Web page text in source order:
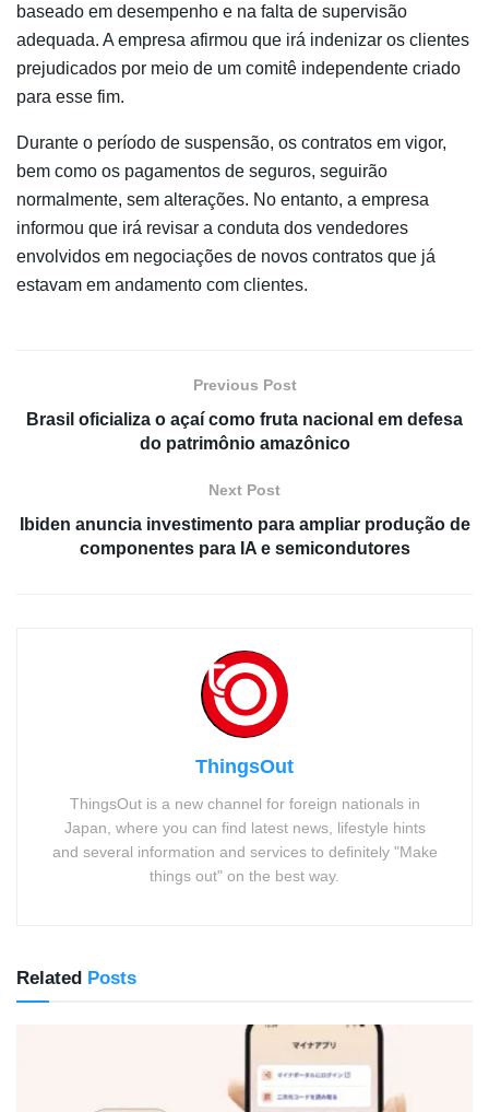
baseado em desempenho e na falta de supervisão
adequada. A empresa afirmou que irá indenizar os clientes
prejudicados por meio de um comitê independente criado
para esse fim.
Durante o período de suspensão, os contratos em vigor,
bem como os pagamentos de seguros, seguirão
normalmente, sem alterações. No entanto, a empresa
informou que irá revisar a conduta dos vendedores
envolvidos em negociações de novos contratos que já
estavam em andamento com clientes.
Previous Post
Brasil oficializa o açaí como fruta nacional em defesa
do patrimônio amazônico
Next Post
Ibiden anuncia investimento para ampliar produção de
componentes para IA e semicondutores
ThingsOut
ThingsOut is a new channel for foreign nationals in
Japan, where you can find latest news, lifestyle hints
and several information and services to definitely "Make
things out" on the best way.
Related Posts